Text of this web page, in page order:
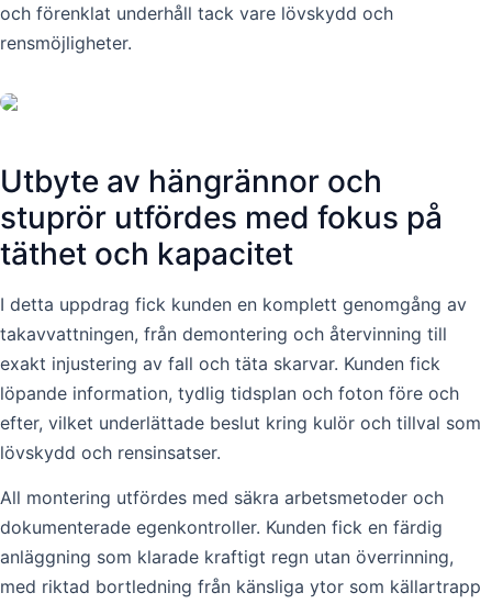
och förenklat underhåll tack vare lövskydd och
rensmöjligheter.
Utbyte av hängrännor och
stuprör utfördes med fokus på
täthet och kapacitet
I detta uppdrag fick kunden en komplett genomgång av
takavvattningen, från demontering och återvinning till
exakt injustering av fall och täta skarvar. Kunden fick
löpande information, tydlig tidsplan och foton före och
efter, vilket underlättade beslut kring kulör och tillval som
lövskydd och rensinsatser.
All montering utfördes med säkra arbetsmetoder och
dokumenterade egenkontroller. Kunden fick en färdig
anläggning som klarade kraftigt regn utan överrinning,
med riktad bortledning från känsliga ytor som källartrapp